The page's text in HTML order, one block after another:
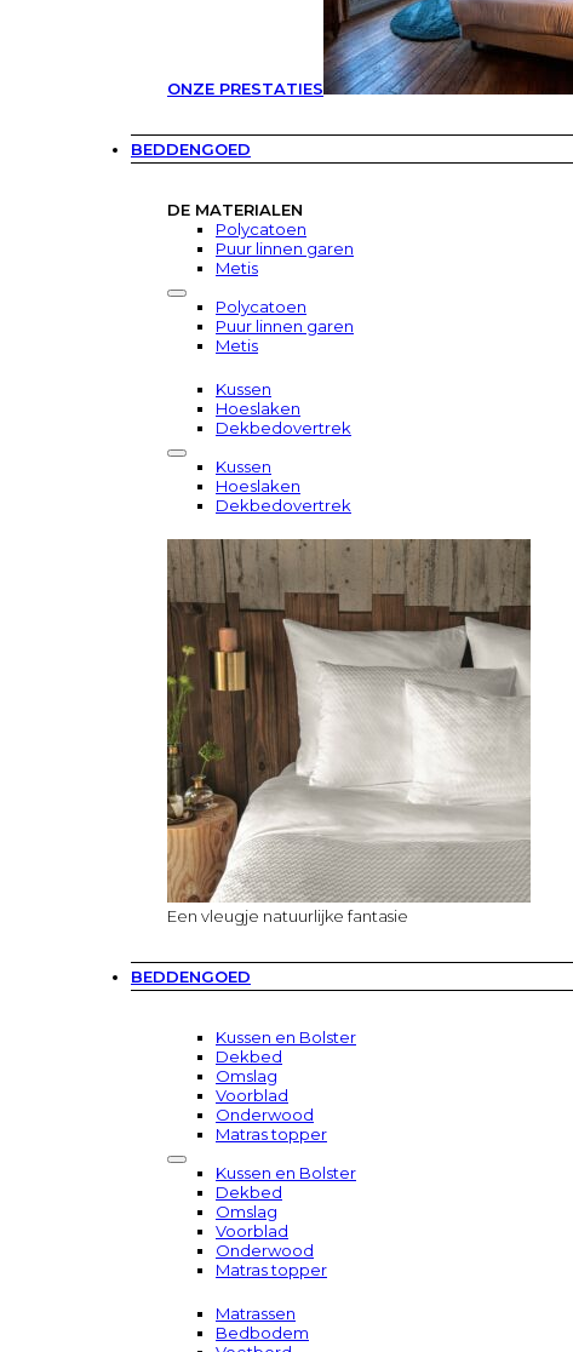
ONZE PRESTATIES
BEDDENGOED
DE MATERIALEN
Polycatoen
Puur linnen garen
Metis
Polycatoen
Puur linnen garen
Metis
Kussen
Hoeslaken
Dekbedovertrek
Kussen
Hoeslaken
Dekbedovertrek
Een vleugje natuurlijke fantasie
BEDDENGOED
Kussen en Bolster
Dekbed
Omslag
Voorblad
Onderwood
Matras topper
Kussen en Bolster
Dekbed
Omslag
Voorblad
Onderwood
Matras topper
Matrassen
Bedbodem